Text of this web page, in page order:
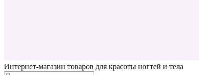
Интернет-магазин товаров для красоты ногтей и тела